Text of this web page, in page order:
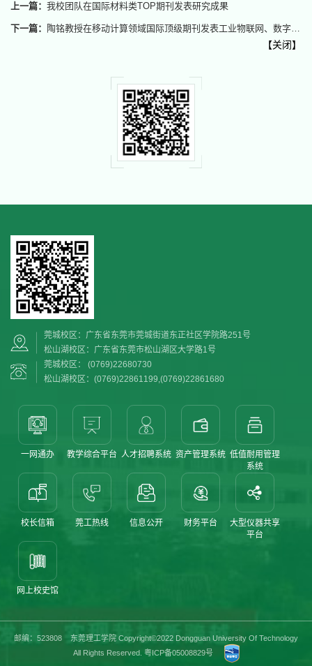
上一篇： 我校团队在国际材料类TOP期刊发表研究成果
下一篇： 陶铭教授在移动计算领域国际顶级期刊发表工业物联网、数字孪生的最新研究成果
【关闭】
莞城校区：广东省东莞市莞城街道东正社区学院路251号
松山湖校区：广东省东莞市松山湖区大学路1号
莞城校区： (0769)22680730
松山湖校区：(0769)22861199,(0769)22861680
一网通办 教学综合平台 人才招聘系统 资产管理系统 低值耐用管理
系统
校长信箱 莞工热线 信息公开 财务平台
大型仪器共享
平台
网上校史馆
邮编：523808 东莞理工学院 Copyright©2022 Dongguan University Of Technology
All Rights Reserved. 粤ICP备05008829号